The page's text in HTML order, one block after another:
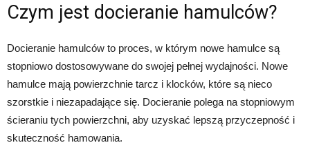
Czym jest docieranie hamulców?
Docieranie hamulców to proces, w którym nowe hamulce są
stopniowo dostosowywane do swojej pełnej wydajności. Nowe
hamulce mają powierzchnie tarcz i klocków, które są nieco
szorstkie i niezapadające się. Docieranie polega na stopniowym
ścieraniu tych powierzchni, aby uzyskać lepszą przyczepność i
skuteczność hamowania.